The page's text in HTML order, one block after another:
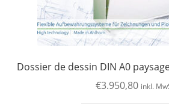
Dossier de dessin DIN A0
€3.950,80 inkl.